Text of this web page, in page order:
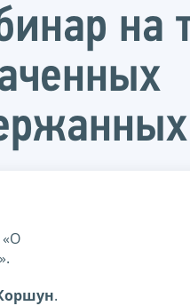
на
«О
.